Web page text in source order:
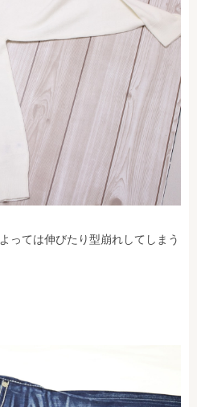
っては伸びたり型崩れしてしまう